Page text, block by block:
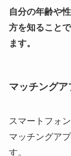
自分の年齢や
方を知ること
ます。
マッチング
スマートフォ
マッチングア
す。